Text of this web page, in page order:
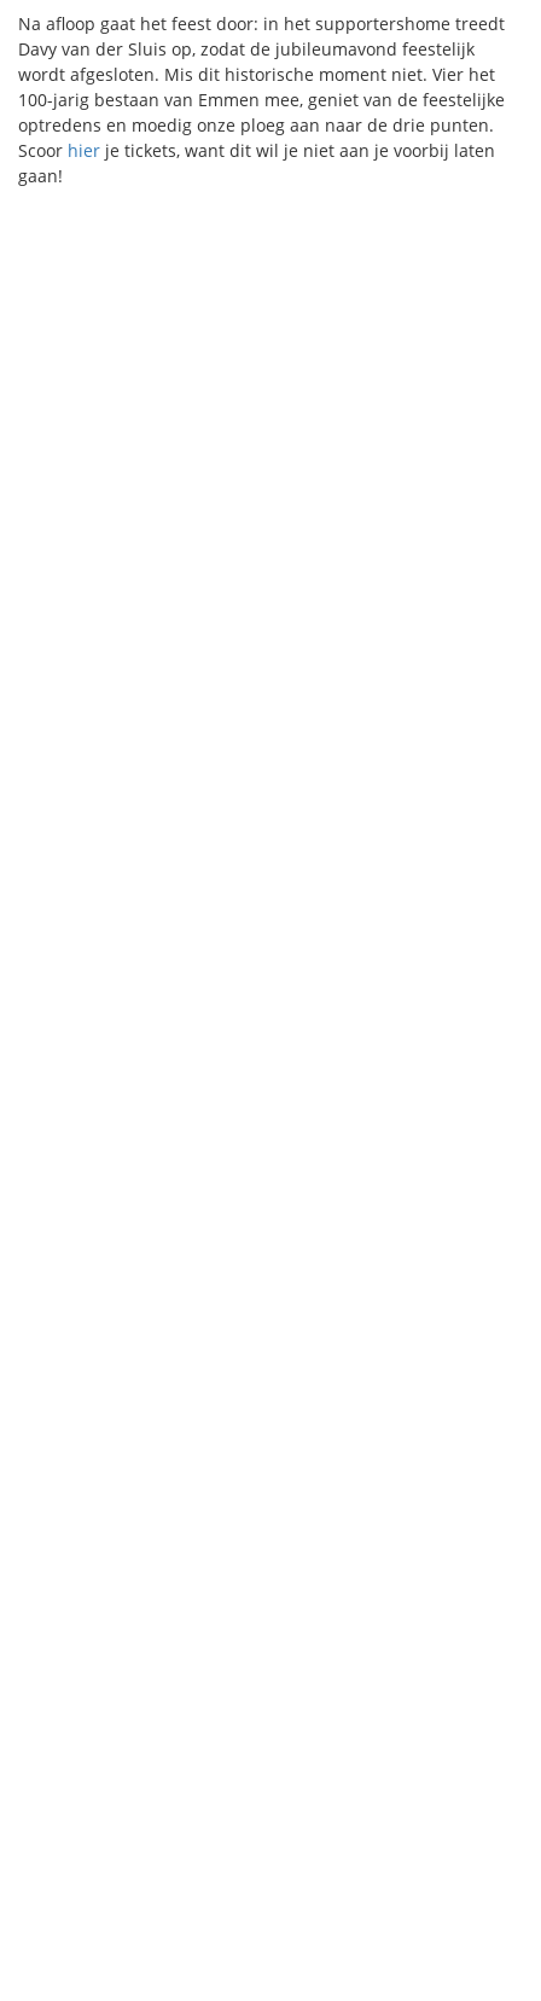
Na afloop gaat het feest door: in het supportershome treedt
Davy van der Sluis op, zodat de jubileumavond feestelijk
wordt afgesloten. Mis dit historische moment niet. Vier het
100-jarig bestaan van Emmen mee, geniet van de feestelijke
optredens en moedig onze ploeg aan naar de drie punten.
Scoor hier je tickets, want dit wil je niet aan je voorbij laten
gaan!